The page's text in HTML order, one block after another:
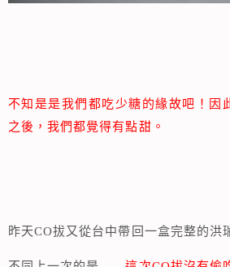
不知是是我們都吃少糖的緣故吧！因
之後，我們都覺得有點甜。
昨天CO拔又從台中帶回一盒完整的洪